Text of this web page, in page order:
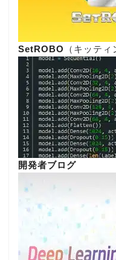
SetROBO （キッテ
開発者ブログ